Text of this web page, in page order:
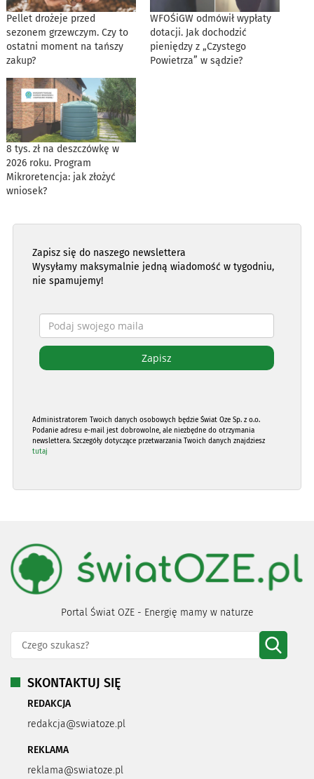
Pellet drożeje przed
sezonem grzewczym. Czy to
ostatni moment na tańszy
zakup?
WFOŚiGW odmówił wypłaty
dotacji. Jak dochodzić
pieniędzy z „Czystego
Powietrza” w sądzie?
8 tys. zł na deszczówkę w
2026 roku. Program
Mikroretencja: jak złożyć
wniosek?
Zapisz się do naszego newslettera
Wysyłamy maksymalnie jedną wiadomość w tygodniu,
nie spamujemy!
Administratorem Twoich danych osobowych będzie Świat Oze Sp. z o.o.
Podanie adresu e-mail jest dobrowolne, ale niezbędne do otrzymania
newslettera. Szczegóły dotyczące przetwarzania Twoich danych znajdziesz
tutaj
Portal Świat OZE - Energię mamy w naturze
SKONTAKTUJ SIĘ
REDAKCJA
redakcja@swiatoze.pl
REKLAMA
reklama@swiatoze.pl